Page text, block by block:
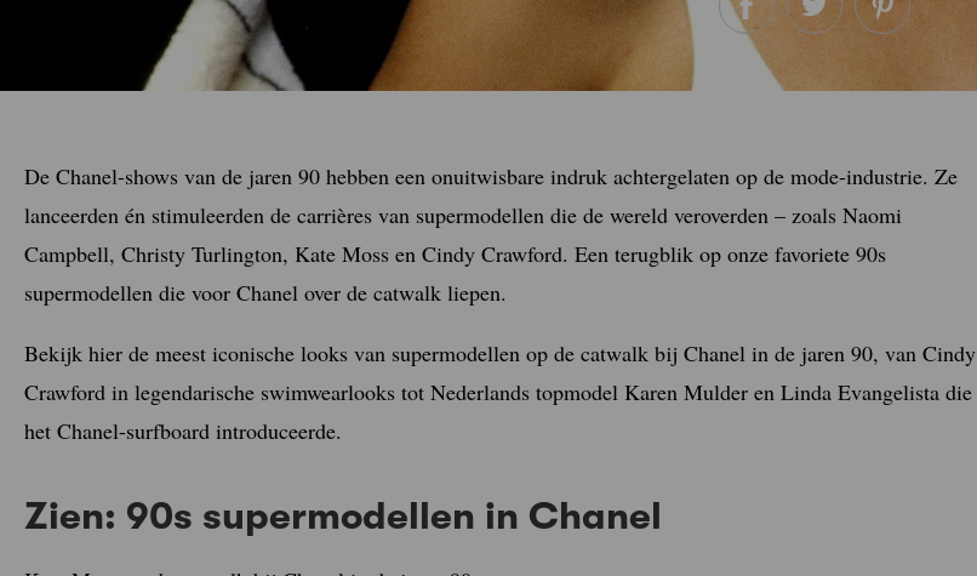
De Chanel-shows van de jaren 90 hebben een onuitwisbare indruk achtergelaten op de mode-industrie. Ze
lanceerden én stimuleerden de carrières van supermodellen die de wereld veroverden – zoals Naomi
Campbell, Christy Turlington, Kate Moss en Cindy Crawford. Een terugblik op onze favoriete 90s
supermodellen die voor Chanel over de catwalk liepen.
Bekijk hier de meest iconische looks van supermodellen op de catwalk bij Chanel in de jaren 90, van Cindy
Crawford in legendarische swimwearlooks tot Nederlands topmodel Karen Mulder en Linda Evangelista die
het Chanel-surfboard introduceerde.
Zien: 90s supermodellen in Chanel